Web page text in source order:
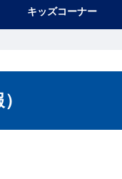
キッズコーナー